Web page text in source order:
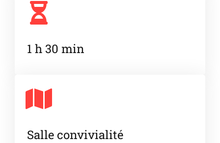
1 h 30 min
Salle convivialité